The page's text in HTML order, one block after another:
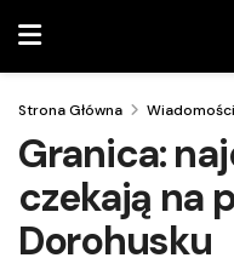
Strona Główna Wiadomości
Granica:
czekają na
Dorohusku